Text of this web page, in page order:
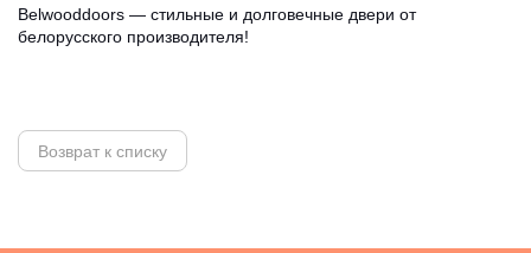
Belwooddoors — стильные и долговечные двери от
белорусского производителя!
Возврат к списку